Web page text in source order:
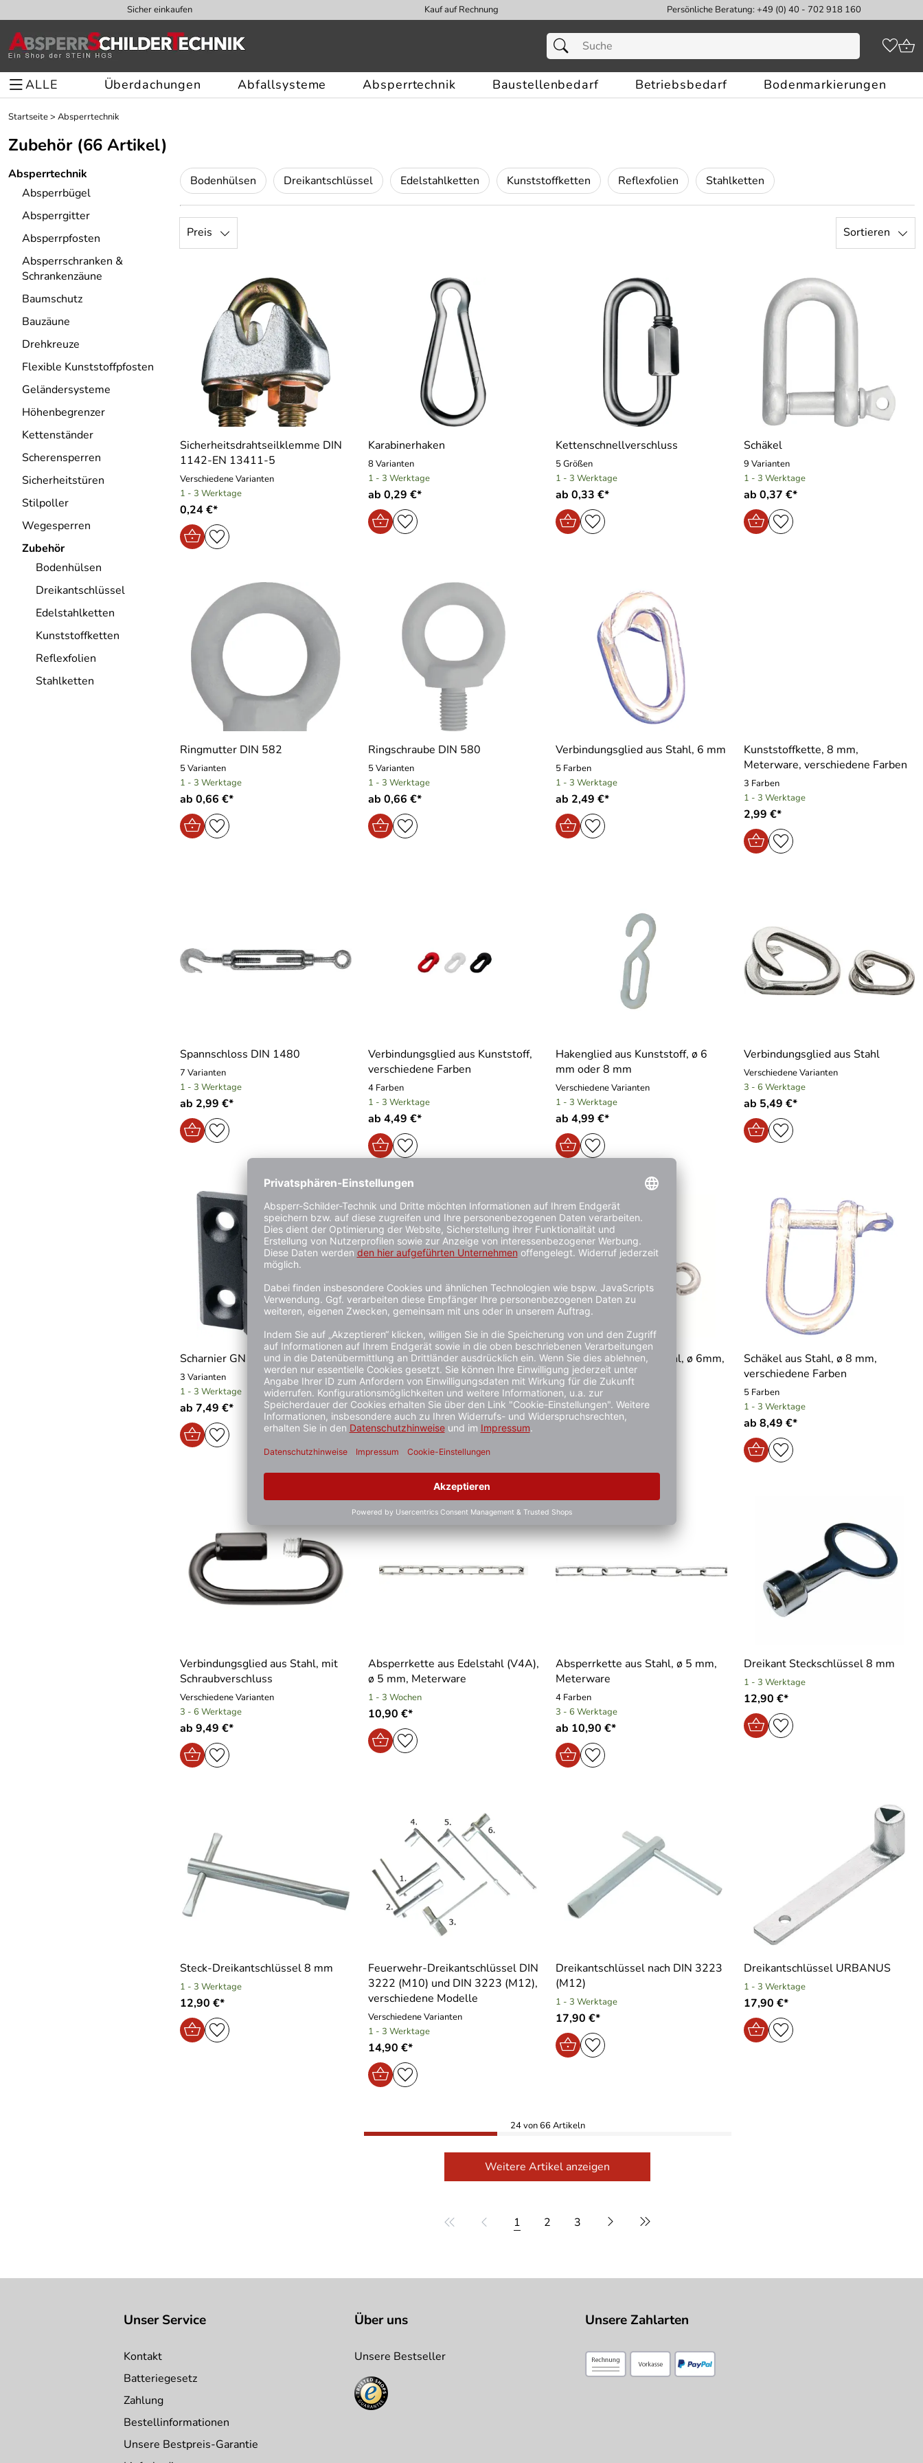
Sicher einkaufen Kauf auf Rechnung Persönliche Beratung: +49 (0) 40 - 702 918 160
ALLE Überdachungen Abfallsysteme Absperrtechnik Baustellenbedarf Betriebsbedarf Bodenmarkierungen
Startseite> Absperrtechnik
Zubehör(66 Artikel)
Absperrtechnik
Absperrbügel
Absperrgitter
Absperrpfosten
Absperrschranken &
Schrankenzäune
Baumschutz
Bauzäune
Drehkreuze
Flexible Kunststoffpfosten
Geländersysteme
Höhenbegrenzer
Kettenständer
Scherensperren
Sicherheitstüren
Stilpoller
Wegesperren
Zubehör
Bodenhülsen
Dreikantschlüssel
Edelstahlketten
Kunststoffketten
Reflexfolien
Stahlketten
Bodenhülsen Dreikantschlüssel Edelstahlketten Kunststoffketten Reflexfolien Stahlketten
Preis Sortieren
Sicherheitsdrahtseilklemme DIN
1142-EN 13411-5
Verschiedene Varianten
1 - 3 Werktage
0,24 €*
Karabinerhaken
8 Varianten
1 - 3 Werktage
ab 0,29 €*
Kettenschnellverschluss
5 Größen
1 - 3 Werktage
ab 0,33 €*
Schäkel
9 Varianten
1 - 3 Werktage
ab 0,37 €*
Ringmutter DIN 582
5 Varianten
1 - 3 Werktage
ab 0,66 €*
Ringschraube DIN 580
5 Varianten
1 - 3 Werktage
ab 0,66 €*
Verbindungsglied aus Stahl, 6 mm
5 Farben
1 - 3 Werktage
ab 2,49 €*
Kunststoffkette, 8 mm,
Meterware, verschiedene Farben
3 Farben
1 - 3 Werktage
2,99 €*
Spannschloss DIN 1480
7 Varianten
1 - 3 Werktage
ab 2,99 €*
Verbindungsglied aus Kunststoff,
verschiedene Farben
4 Farben
1 - 3 Werktage
ab 4,49 €*
Hakenglied aus Kunststoff, ø 6
mm oder 8 mm
Verschiedene Varianten
1 - 3 Werktage
ab 4,99 €*
Verbindungsglied aus Stahl
Verschiedene Varianten
3 - 6 Werktage
ab 5,49 €*
Scharnier GN 237 GANTER
3 Varianten
1 - 3 Werktage
ab 7,49 €*
Dreikantschlüssel 8mm für SULO
Abfallsammler, Zubehör für
Abfallbehälter
1 - 3 Werktage
7,99 €*
Karabinerhaken aus Stahl, ø 6mm,
verschiedene Farben
5 Farben
1 - 3 Werktage
ab 7,99 €*
Schäkel aus Stahl, ø 8 mm,
verschiedene Farben
5 Farben
1 - 3 Werktage
ab 8,49 €*
Verbindungsglied aus Stahl, mit
Schraubverschluss
Verschiedene Varianten
3 - 6 Werktage
ab 9,49 €*
Absperrkette aus Edelstahl (V4A),
ø 5 mm, Meterware
1 - 3 Wochen
10,90 €*
Absperrkette aus Stahl, ø 5 mm,
Meterware
4 Farben
3 - 6 Werktage
ab 10,90 €*
Dreikant Steckschlüssel 8 mm
1 - 3 Werktage
12,90 €*
Steck-Dreikantschlüssel 8 mm
1 - 3 Werktage
12,90 €*
Feuerwehr-Dreikantschlüssel DIN
3222 (M10) und DIN 3223 (M12),
verschiedene Modelle
Verschiedene Varianten
1 - 3 Werktage
14,90 €*
Dreikantschlüssel nach DIN 3223
(M12)
1 - 3 Werktage
17,90 €*
Dreikantschlüssel URBANUS
1 - 3 Werktage
17,90 €*
24 von 66 Artikeln
Weitere Artikel anzeigen
1 2 3
Unser Service
Kontakt
Batteriegesetz
Zahlung
Bestellinformationen
Unsere Bestpreis-Garantie
Über uns
Unsere Bestseller
Unsere Zahlarten